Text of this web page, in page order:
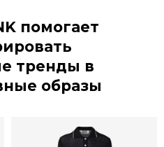
помогает
тренды в
образы